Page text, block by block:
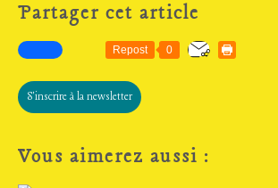
Partager cet article
Repost 0
S'inscrire à la newsletter
Vous aimerez aussi :